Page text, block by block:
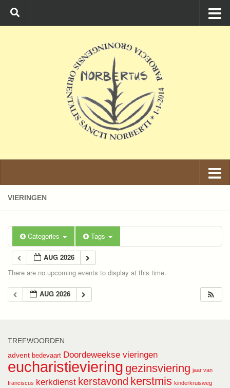
Ga naar de inhoud
VIERINGEN
Categories Tags
AUG 2026
There are no upcoming events to display at this time.
AUG 2026
TREFWOORDEN
advent bedevaart Doordeweekse vieringen
eucharistieviering gezinsviering jaar van
franciscus kerkdienst kerstavond kerstmis kinderkruisweg